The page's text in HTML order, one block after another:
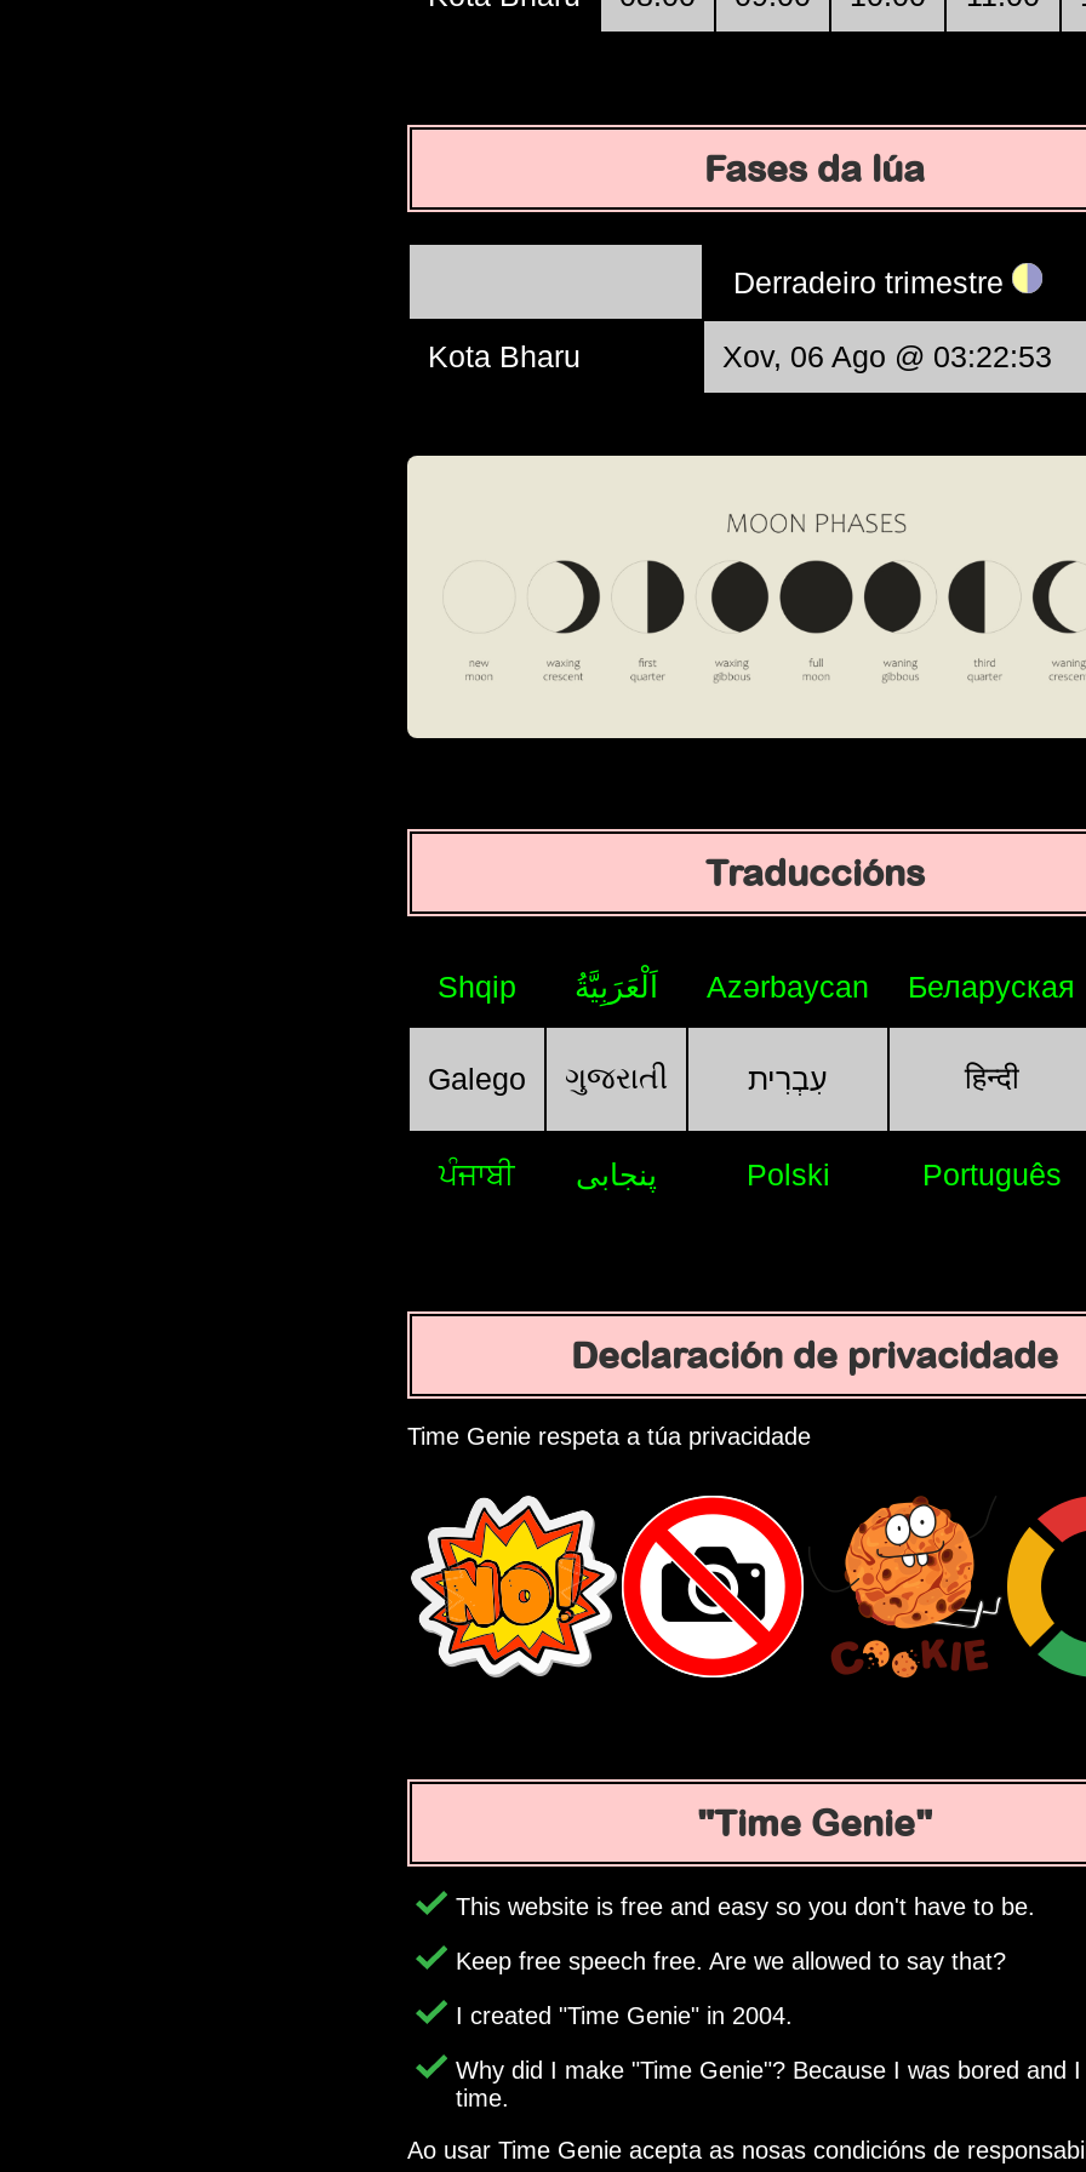
Fases da lúa
Derradeiro trimestre
Kota Bharu Xov, 06 Ago @ 03:22:53
Traduccións
Shqip اَلْعَرَبِيَّةُ Azərbaycan Беларуская
Galego ગુજરાતી עִבְרִית हिन्दी
ਪੰਜਾਬੀ پنجابی Polski Português
Declaración de privacidade
Time Genie respeta a túa privacidade
Time Genie
This website is free and easy so you don't have to be.
Keep free speech free. Are we allowed to say that?
I created Time Genie in 2004.
Why did I make Time Genie ? Because I was bored and
time.
Ao usar Time Genie acepta as nosas condicións de